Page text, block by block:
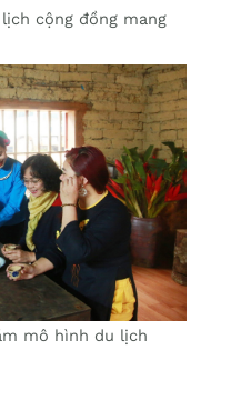
cộng đồng mang
mô hình du lịch